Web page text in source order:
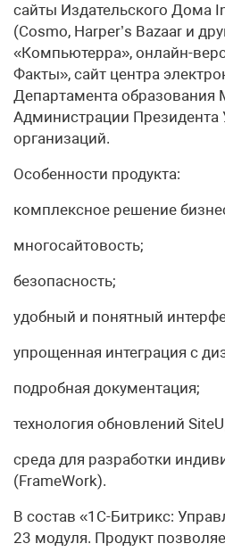
сайты Издательского Дома
(Cosmo, Harper’s Bazaar и
«Компьютерра», онлайн-
Факты», сайт центра
Департамента образования
Администрации Президента
организаций.
Особенности продукта:
комплексное решение
многосайтовость;
безопасность;
удобный и понятный
упрощенная интеграция с
подробная документация;
технология обновлений
среда для разработки
(FrameWork).
В состав «1С-Битрикс:
23 модуля. Продукт